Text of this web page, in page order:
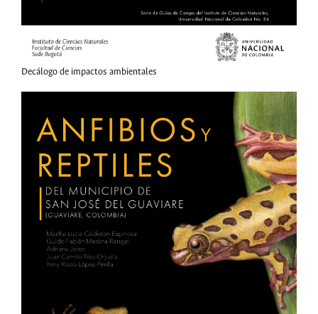
Decálogo de impactos ambientales